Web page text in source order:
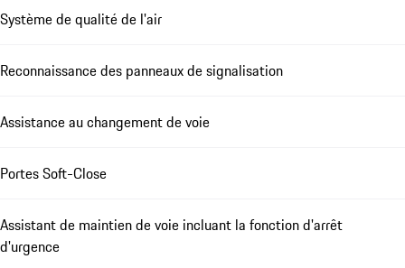
Système de qualité de l'air
Reconnaissance des panneaux de signalisation
Assistance au changement de voie
Portes Soft-Close
Assistant de maintien de voie incluant la fonction d'arrêt
d'urgence